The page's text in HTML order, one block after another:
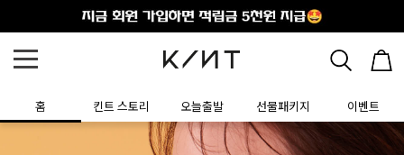
홈 킨트 스토리 오늘출발 선물패키지 이벤트